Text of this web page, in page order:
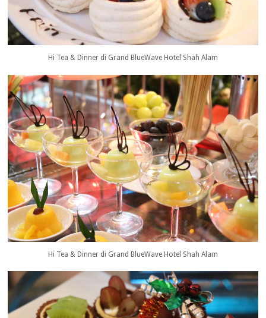
Hi Tea & Dinner di Grand BlueWave Hotel Shah Alam
Hi Tea & Dinner di Grand BlueWave Hotel Shah Alam